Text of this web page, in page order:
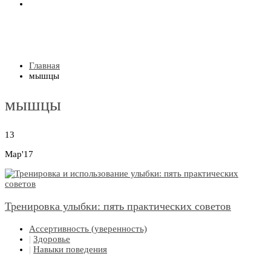
Главная
мышцы
мышцы
13
Мар'17
Тренировка улыбки: пять практических советов
Ассертивность (уверенность)
| Здоровье
| Навыки поведения